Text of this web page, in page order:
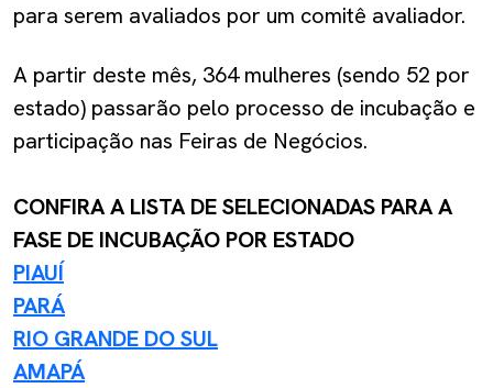
para serem avaliados por um comitê avaliador.
A partir deste mês, 364 mulheres (sendo 52 por
estado) passarão pelo processo de incubação e
participação nas Feiras de Negócios.
CONFIRA A LISTA DE SELECIONADAS PARA A
FASE DE INCUBAÇÃO POR ESTADO
PIAUÍ
PARÁ
RIO GRANDE DO SUL
AMAPÁ